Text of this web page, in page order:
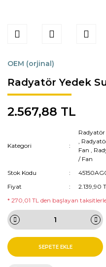
OEM (orjinal)
Radyatör Yedek
2.567,88 TL
Kategori
,
Fan ,
/ Fan
Stok Kodu
Fiyat
2.139,90
* 270,01 TL den başlayan
SEPETE EKLE